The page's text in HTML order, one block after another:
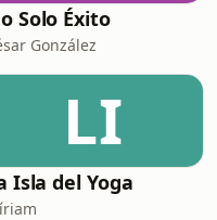
Solo Éxito
González
LI
Isla del Yoga